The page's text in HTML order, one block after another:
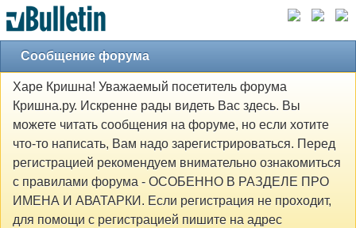
Сообщение форума
Харе Кришна! Уважаемый посетитель форума
Кришна.ру. Искренне рады видеть Вас здесь. Вы
можете читать сообщения на форуме, но если хотите
что-то написать, Вам надо зарегистрироваться. Перед
регистрацией рекомендуем внимательно ознакомиться
с правилами форума - ОСОБЕННО В РАЗДЕЛЕ ПРО
ИМЕНА И АВАТАРКИ. Если регистрация не проходит,
для помощи с регистрацией пишите на адрес